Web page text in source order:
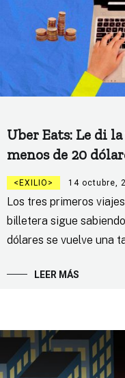
Uber Eats: Le di
menos de 20
EXILIO 14 octubre,
Los tres primeros
billetera sigue
dólares se vuelve una
LEER MÁS